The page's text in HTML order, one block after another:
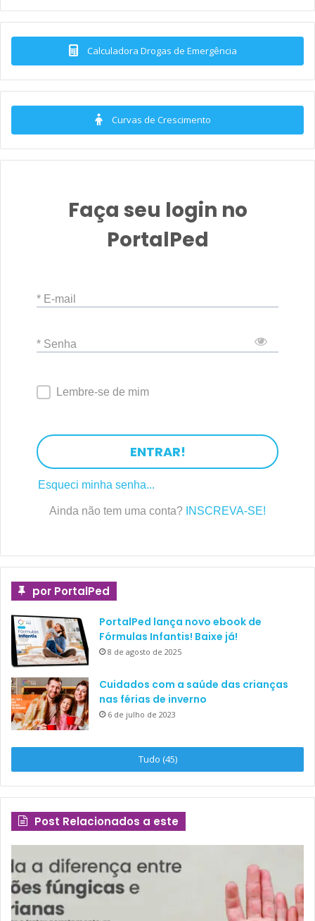
Calculadora Drogas de Emergência
Curvas de Crescimento
Faça seu login no
PortalPed
* E-mail
* Senha
Lembre-se de mim
ENTRAR!
Esqueci minha senha...
Ainda não tem uma conta? INSCREVA-SE!
por PortalPed
PortalPed lança novo ebook de
Fórmulas Infantis! Baixe já!
8 de agosto de 2025
Cuidados com a saúde das crianças
nas férias de inverno
6 de julho de 2023
Tudo (45)
Post Relacionados a este